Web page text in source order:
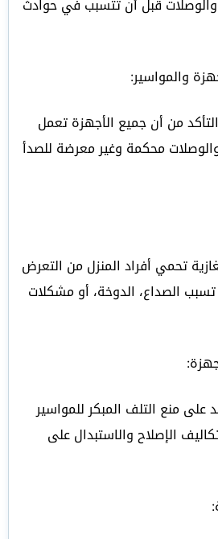
قبل أن تتسبب في حوادث
والمواسير:
من أن جميع الأجهزة تعمل
محكمة وغير معرضة للصدأ
تحمي أفراد المنزل من التعرض
تسبب الصداع، الدوخة، أو مشكلات
على منع التلف المبكر للمواسير
الإصلاح والاستبدال على